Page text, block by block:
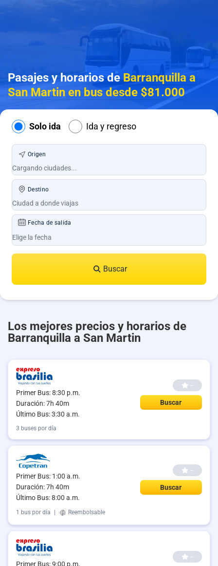
Pasajes y horarios deBarranquilla a
San Martin en bus desde $81.000
Solo ida Ida y regreso
Origen
Destino
Fecha de salida
Buscar
Los mejores precios y horarios de
Barranquilla a San Martin
Primer Bus: 8:30 p.m.
Duración: 7h 40m
Último Bus: 3:30 a.m.
--
Buscar
3 buses por día
Primer Bus: 1:00 a.m.
Duración: 7h 40m
Último Bus: 8:00 a.m.
--
Buscar
1 bus por día Reembolsable
Primer Bus: 9:00 p.m.
--